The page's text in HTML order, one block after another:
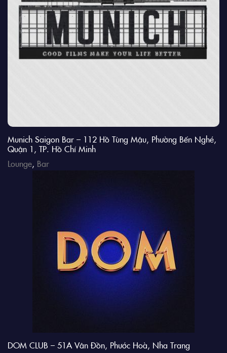
Munich Saigon Bar – 112 Hồ Tùng Mậu, Phường Bến Nghé,
Quận 1, TP. Hồ Chí Minh
Lounge, Bar
DOM CLUB – 51A Vân Đồn, Phước Hoà, Nha Trang